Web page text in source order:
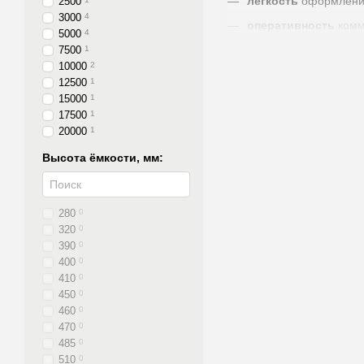
3000 4
5000 4
7500 1
10000 2
12500 1
15000 1
17500 1
20000 1
Высота ёмкости, мм:
280 0
320 0
390 0
400 0
410 0
450 0
460 0
470 0
485 0
510 0